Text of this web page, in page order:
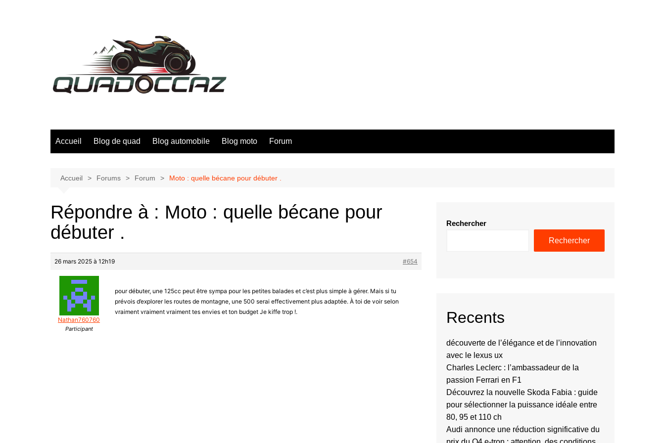
Accueil Blog de quad Blog automobile Blog moto Forum
Accueil Forums Forum Moto : quelle bécane pour débuter .
Répondre à : Moto : quelle bécane pour
débuter .
26 mars 2025 à 12h19 #654
Nathan760760
Participant
pour débuter, une 125cc peut être sympa pour les petites balades et c’est plus simple à gérer. Mais si tu
prévois d’explorer les routes de montagne, une 500 serai effectivement plus adaptée. À toi de voir selon
vraiment vraiment vraiment tes envies et ton budget Je kiffe trop !.
Rechercher
Rechercher
Recents
découverte de l’élégance et de l’innovation
avec le lexus ux
Charles Leclerc : l’ambassadeur de la
passion Ferrari en F1
Découvrez la nouvelle Skoda Fabia : guide
pour sélectionner la puissance idéale entre
80, 95 et 110 ch
Audi annonce une réduction significative du